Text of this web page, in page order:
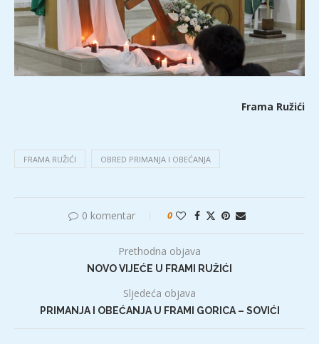
Frama Ružići
FRAMA RUŽIĆI OBRED PRIMANJA I OBEĆANJA
0 komentar 0
Prethodna objava
NOVO VIJEĆE U FRAMI RUŽIĆI
Sljedeća objava
PRIMANJA I OBEĆANJA U FRAMI GORICA – SOVIĆI